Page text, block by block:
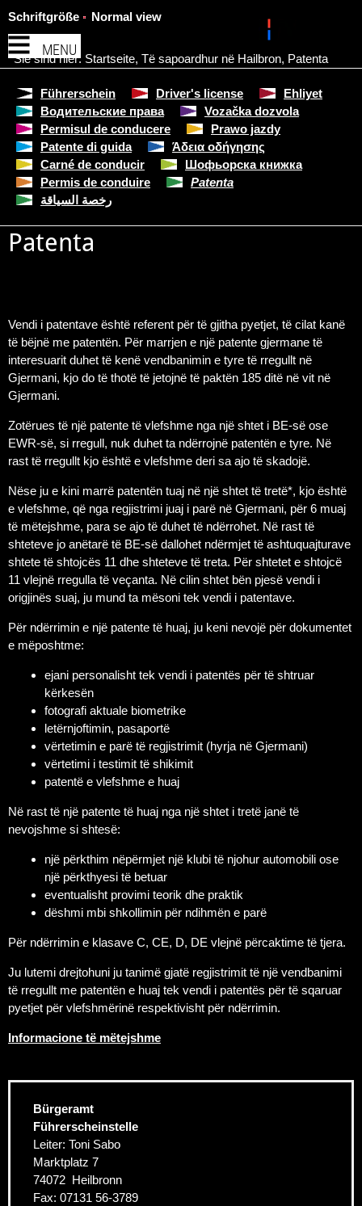
MENU
Schriftgröße Normal view
Sie sind hier: Startseite, Të sapoardhur në Hailbron, Patenta
Führerschein Driver's license
Ehliyet
Водительские права
Vozačka dozvola
Permisul de conducere
Prawo jazdy
Patente di guida
Άδεια οδήγησης
Carné de conducir
Шофьорска книжка
Permis de conduire
Patenta
رخصة السياقة
Patenta
Vendi i patentave është referent për të gjitha pyetjet, të cilat kanë
të bëjnë me patentën. Për marrjen e një patente gjermane të
interesuarit duhet të kenë vendbanimin e tyre të rregullt në
Gjermani, kjo do të thotë të jetojnë të paktën 185 ditë në vit në
Gjermani.
Zotërues të një patente të vlefshme nga një shtet i BE-së ose
EWR-së, si rregull, nuk duhet ta ndërrojnë patentën e tyre. Në
rast të rregullt kjo është e vlefshme deri sa ajo të skadojë.
Nëse ju e kini marrë patentën tuaj në një shtet të tretë*, kjo është
e vlefshme, që nga regjistrimi juaj i parë në Gjermani, për 6 muaj
të mëtejshme, para se ajo të duhet të ndërrohet. Në rast të
shteteve jo anëtarë të BE-së dallohet ndërmjet të ashtuquajturave
shtete të shtojcës 11 dhe shteteve të treta. Për shtetet e shtojcë
11 vlejnë rregulla të veçanta. Në cilin shtet bën pjesë vendi i
origjinës suaj, ju mund ta mësoni tek vendi i patentave.
Për ndërrimin e një patente të huaj, ju keni nevojë për dokumentet
e mëposhtme:
ejani personalisht tek vendi i patentës për të shtruar
kërkesën
fotografi aktuale biometrike
letërnjoftimin, pasaportë
vërtetimin e parë të regjistrimit (hyrja në Gjermani)
vërtetimi i testimit të shikimit
patentë e vlefshme e huaj
Në rast të një patente të huaj nga një shtet i tretë janë të
nevojshme si shtesë:
një përkthim nëpërmjet një klubi të njohur automobili ose
një përkthyesi të betuar
eventualisht provimi teorik dhe praktik
dëshmi mbi shkollimin për ndihmën e parë
Për ndërrimin e klasave C, CE, D, DE vlejnë përcaktime të tjera.
Ju lutemi drejtohuni ju tanimë gjatë regjistrimit të një vendbanimi
të rregullt me patentën e huaj tek vendi i patentës për të sqaruar
pyetjet për vlefshmërinë respektivisht për ndërrimin.
Informacione të mëtejshme
Bürgeramt
Führerscheinstelle
Leiter: Toni Sabo
Marktplatz 7
74072
Heilbronn
Fax: 07131 56-3789